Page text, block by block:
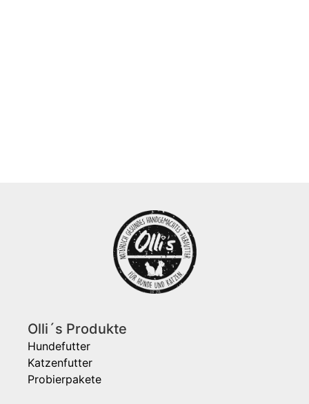
Olli´s Produkte
Hundefutter
Katzenfutter
Probierpakete